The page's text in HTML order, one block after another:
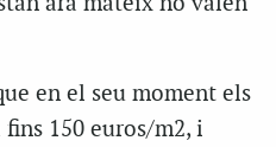
en el seu moment els
150 euros/m2, i